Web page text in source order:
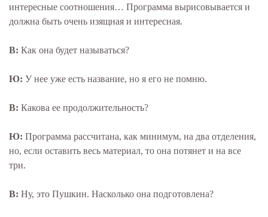
интересные соотношения… Программа вырисовывается и
должна быть очень изящная и интересная.
В: Как она будет называться?
Ю: У нее уже есть название, но я его не помню.
В: Какова ее продолжительность?
Ю: Программа рассчитана, как минимум, на два отделения,
но, если оставить весь материал, то она потянет и на все
три.
В: Ну, это Пушкин. Насколько она подготовлена?